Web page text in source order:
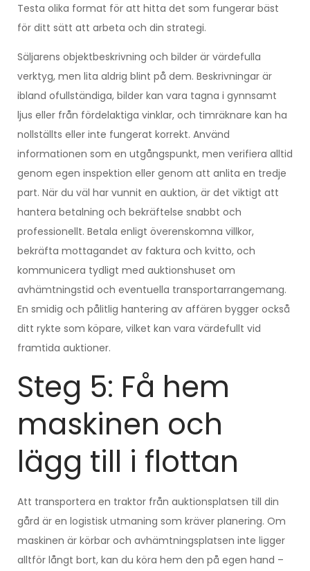
Testa olika format för att hitta det som fungerar bäst
för ditt sätt att arbeta och din strategi.
Säljarens objektbeskrivning och bilder är värdefulla
verktyg, men lita aldrig blint på dem. Beskrivningar är
ibland ofullständiga, bilder kan vara tagna i gynnsamt
ljus eller från fördelaktiga vinklar, och timräknare kan ha
nollställts eller inte fungerat korrekt. Använd
informationen som en utgångspunkt, men verifiera alltid
genom egen inspektion eller genom att anlita en tredje
part. När du väl har vunnit en auktion, är det viktigt att
hantera betalning och bekräftelse snabbt och
professionellt. Betala enligt överenskomna villkor,
bekräfta mottagandet av faktura och kvitto, och
kommunicera tydligt med auktionshuset om
avhämtningstid och eventuella transportarrangemang.
En smidig och pålitlig hantering av affären bygger också
ditt rykte som köpare, vilket kan vara värdefullt vid
framtida auktioner.
Steg 5: Få hem
maskinen och
lägg till i flottan
Att transportera en traktor från auktionsplatsen till din
gård är en logistisk utmaning som kräver planering. Om
maskinen är körbar och avhämtningsplatsen inte ligger
alltför långt bort, kan du köra hem den på egen hand –